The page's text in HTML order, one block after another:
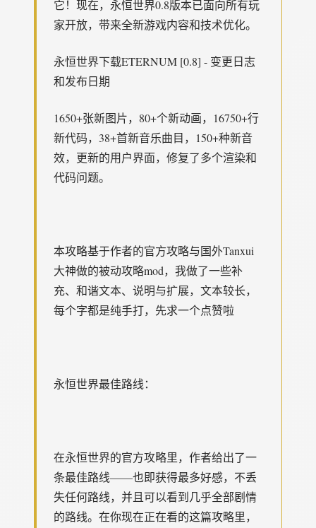
它！现在，永恒世界0.8版本已面向所有玩
家开放，带来全新游戏内容和技术优化。
永恒世界下载ETERNUM [0.8] - 变更日志
和发布日期
1650+张新图片，80+个新动画，16750+行
新代码，38+首新音乐曲目，150+种新音
效，更新的用户界面，修复了多个渲染和
代码问题。
本攻略基于作者的官方攻略与国外Tanxui
大神做的被动攻略mod，我做了一些补
充、和谐文本、说明与扩展，文本较长，
每个字都是纯手打，先求一个点赞啦
永恒世界最佳路线：
在永恒世界的官方攻略里，作者给出了一
条最佳路线——也即获得最多好感，不丢
失任何路线，并且可以看到几乎全部剧情
的路线。在你现在正在看的这篇攻略里，